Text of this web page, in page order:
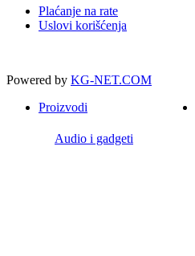
Plaćanje na rate
Uslovi korišćenja
Powered by KG-NET.COM
Proizvodi
Audio i gadgeti